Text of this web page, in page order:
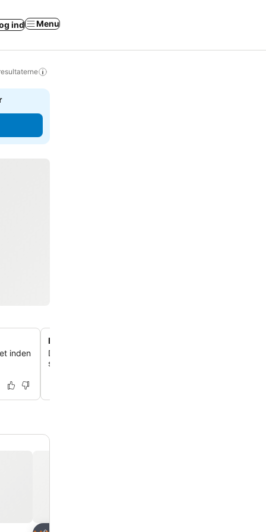
ind Menu
inden
Fuldt udstyret køkken til selvforplejning
Du får et fuldt udstyret køkken med mikrobølgeovn og
som er ideelt, når du selv vil lave mad.